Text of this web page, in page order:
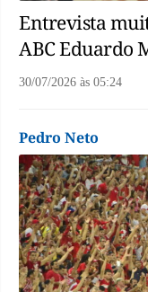
Entrevista
ABC Eduardo
30/07/2026 às 05:24
Pedro Neto